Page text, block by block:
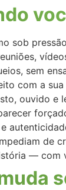
sob pressão
sem
com a sua
ouvido e
de
— com